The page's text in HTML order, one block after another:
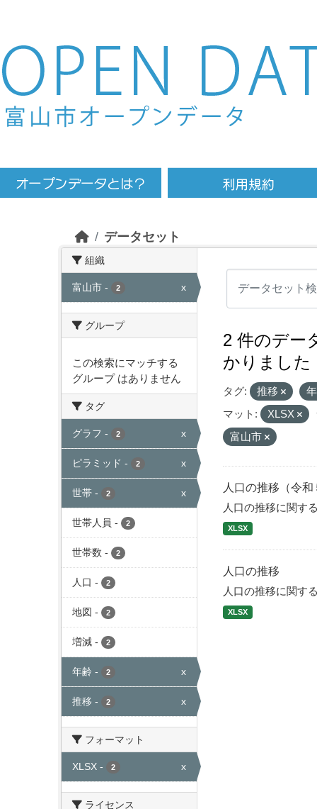
Skip to main content
データセット
組織
富山市 - 2 x
グループ
この検索にマッチする
グループ はありません
タグ
グラフ - 2 x
ピラミッド - 2 x
世帯 - 2 x
世帯人員 - 2
世帯数 - 2
人口 - 2
地図 - 2
増減 - 2
年齢 - 2 x
推移 - 2 x
フォーマット
XLSX - 2 x
ライセンス
2 件のデー
かりました
タグ: 推移
マット:
XLSX
富山市
人口の推移（令和
人口の推移に関す
XLSX
人口の推移
人口の推移に関す
XLSX